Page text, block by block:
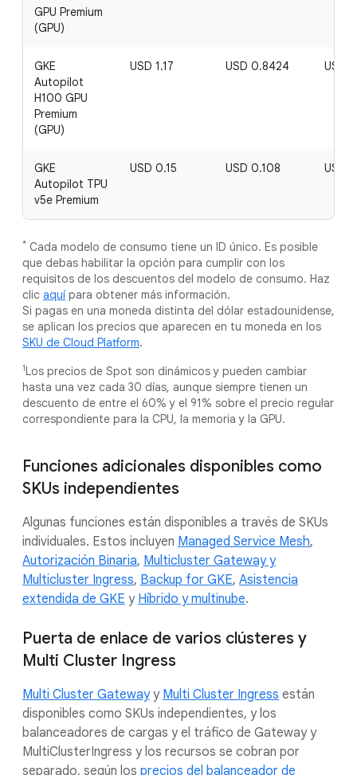
GPU Premium
(GPU)
GKE
Autopilot
H100 GPU
Premium
(GPU)
USD 1.17 USD 0.8424 USD
GKE
Autopilot TPU
v5e Premium
USD 0.15 USD 0.108 USD
* Cada modelo de consumo tiene un ID único. Es posible
que debas habilitar la opción para cumplir con los
requisitos de los descuentos del modelo de consumo. Haz
clic aquí para obtener más información.
Si pagas en una moneda distinta del dólar estadounidense,
se aplican los precios que aparecen en tu moneda en los
SKU de Cloud Platform.
1Los precios de Spot son dinámicos y pueden cambiar
hasta una vez cada 30 días, aunque siempre tienen un
descuento de entre el 60% y el 91% sobre el precio regular
correspondiente para la CPU, la memoria y la GPU.
Funciones adicionales disponibles como
SKUs independientes
Algunas funciones están disponibles a través de SKUs
individuales. Estos incluyen Managed Service Mesh,
Autorización Binaria, Multicluster Gateway y
Multicluster Ingress, Backup for GKE, Asistencia
extendida de GKE y Híbrido y multinube.
Puerta de enlace de varios clústeres y
Multi Cluster Ingress
Multi Cluster Gatewayy Multi Cluster Ingress están
disponibles como SKUs independientes, y los
balanceadores de cargas y el tráfico de Gateway y
MultiClusterIngress y los recursos se cobran por
separado, según los precios del balanceador de